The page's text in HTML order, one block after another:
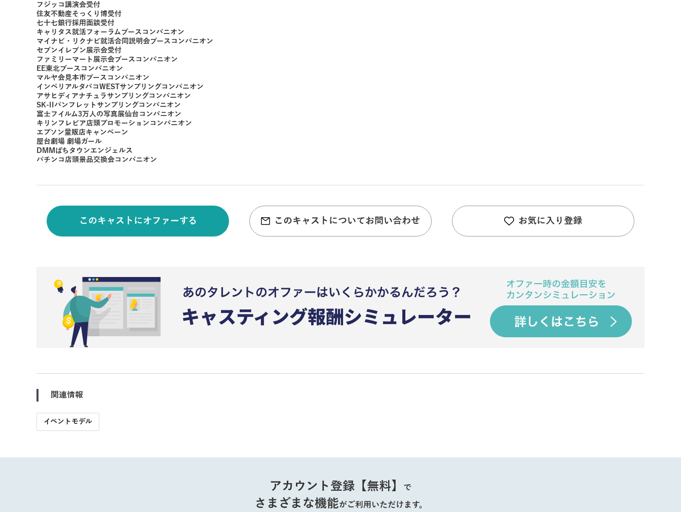
フジッコ講演会受付
住友不動産そっくり博受付
七十七銀行採用面談受付
キャリタス就活フォーラムブースコンパニオン
マイナビ・リクナビ就活合同説明会ブースコンパニオン
セブンイレブン展示会受付
ファミリーマート展示会ブースコンパニオン
EE東北ブースコンパニオン
マルヤ会見本市ブースコンパニオン
インペリアルタバコWESTサンプリングコンパニオン
アサヒディアナチュラサンプリングコンパニオン
SK-IIパンフレットサンプリングコンパニオン
富士フイルム3万人の写真展仙台コンパニオン
キリンフレビア店頭プロモーションコンパニオン
エプソン量販店キャンペーン
屋台劇場 劇場ガール
DMMぱちタウンエンジェルス
パチンコ店頭景品交換会コンパニオン
このキャストにオファーする このキャストについてお問い合わせ お気に入り登録
関連情報
イベントモデル
アカウント登録【無料】 で
さまざまな機能がご利用いただけます。